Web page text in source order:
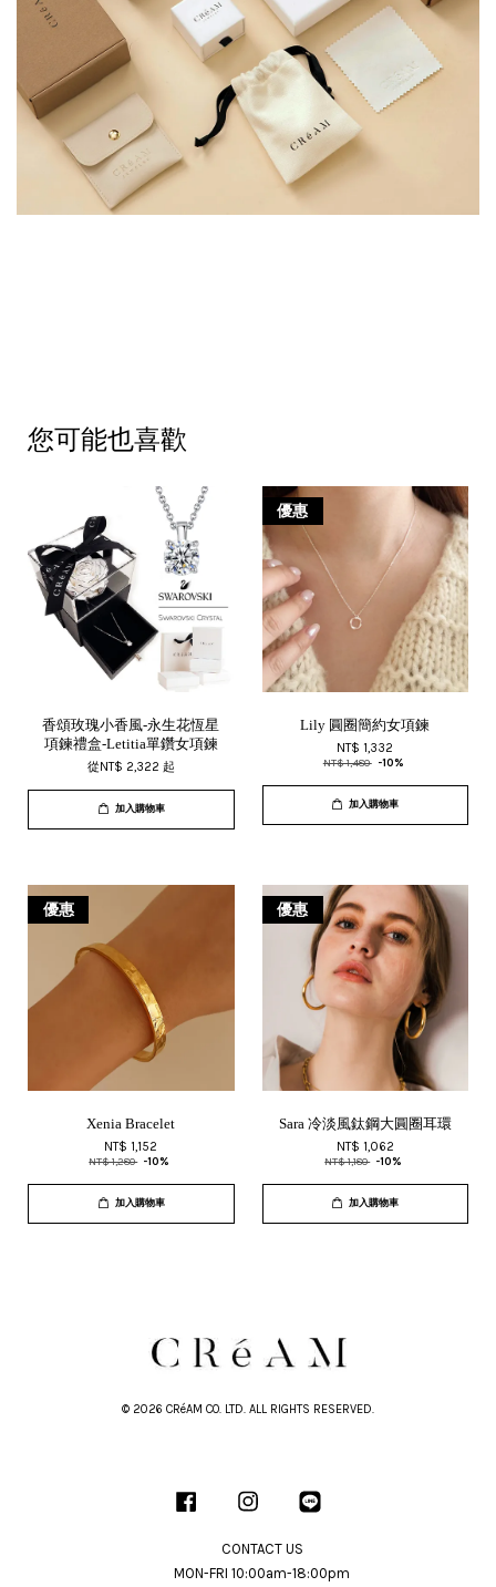
您可能也喜歡
香頌玫瑰小香風-永生花恆星
項鍊禮盒-Letitia單鑽女項鍊
從NT$ 2,322 起
加入購物車
優惠
Lily 圓圈簡約女項鍊
NT$ 1,332
NT$ 1,480 -10%
加入購物車
優惠
Xenia Bracelet
NT$ 1,152
NT$ 1,280 -10%
加入購物車
優惠
Sara 冷淡風鈦鋼大圓圈耳環
NT$ 1,062
NT$ 1,180 -10%
加入購物車
© 2026 CRéAM CO. LTD. ALL RIGHTS RESERVED.
Facebook Instagram
CONTACT US
MON-FRI 10:00am-18:00pm